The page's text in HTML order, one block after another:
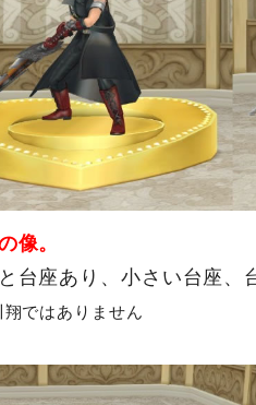
像。
台座あり、小さい台座、
翔ではありません